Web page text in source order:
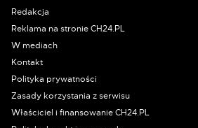
Redakcja
Reklama na stronie CH24.PL
W mediach
Kontakt
Polityka prywatności
Zasady korzystania z serwisu
Właściciel i finansowanie CH24.PL